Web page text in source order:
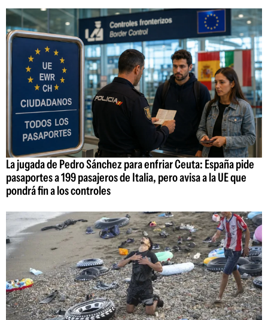
La jugada de Pedro Sánchez para enfriar Ceuta: España pide
pasaportes a 199 pasajeros de Italia, pero avisa a la UE que
pondrá fin a los controles